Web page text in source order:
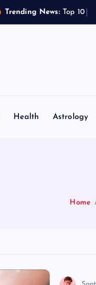
Trending News: Top 10
Health Astrology
Home